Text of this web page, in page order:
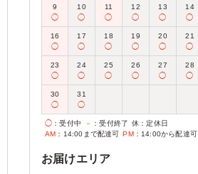
9
◯
10
◯
11
◯
12
◯
13
◯
14
◯
16
◯
17
◯
18
◯
19
◯
20
◯
21
◯
23
◯
24
◯
25
◯
26
◯
27
◯
28
◯
30
◯
31
◯
◯ ：受付中 － ：受付終了 休 ：定休日
AM ：14:00まで配達可 PM：14:00から配達可
お届けエリア